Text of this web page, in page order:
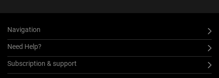
Navigation
Need Help?
Subscription & support